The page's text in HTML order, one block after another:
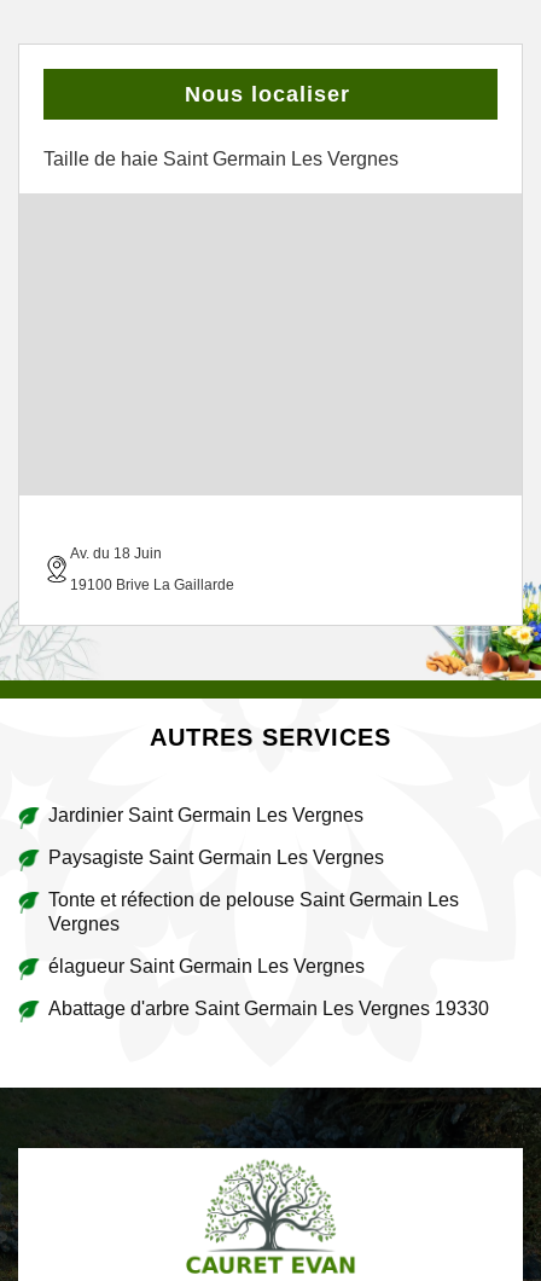
Nous localiser
Taille de haie Saint Germain Les Vergnes
Av. du 18 Juin
19100 Brive La Gaillarde
AUTRES SERVICES
Jardinier Saint Germain Les Vergnes
Paysagiste Saint Germain Les Vergnes
Tonte et réfection de pelouse Saint Germain Les
Vergnes
élagueur Saint Germain Les Vergnes
Abattage d'arbre Saint Germain Les Vergnes 19330